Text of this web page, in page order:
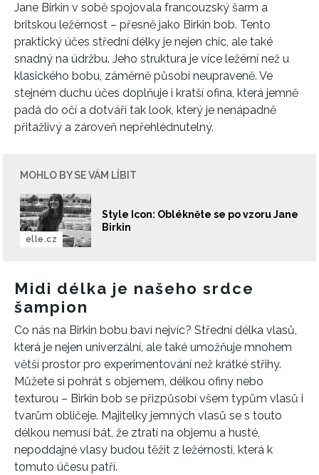
Jane Birkin v sobě spojovala francouzský šarm a
britskou ležérnost – přesně jako Birkin bob. Tento
praktický účes střední délky je nejen chic, ale také
snadný na údržbu. Jeho struktura je více ležérní než u
klasického bobu, záměrně působí neupraveně. Ve
stejném duchu účes doplňuje i kratší ofina, která jemně
padá do očí a dotváří tak look, který je nenápadně
přitažlivý a zároveň nepřehlédnutelný.
MOHLO BY SE VÁM LÍBIT
Style Icon: Oblékněte se po vzoru Jane
Birkin
elle.cz
Midi délka je našeho srdce
šampion
Co nás na Birkin bobu baví nejvíc? Střední délka vlasů,
která je nejen univerzální, ale také umožňuje mnohem
větší prostor pro experimentování než krátké střihy.
Můžete si pohrát s objemem, délkou ofiny nebo
texturou – Birkin bob se přizpůsobí všem typům vlasů i
tvarům obličeje. Majitelky jemných vlasů se s touto
délkou nemusí bát, že ztratí na objemu a husté,
nepoddajné vlasy budou těžit z ležérnosti, která k
tomuto účesu patří.